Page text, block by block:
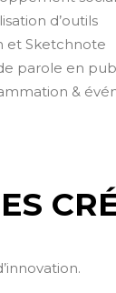
d’outils
et Sketchnote
parole en
&